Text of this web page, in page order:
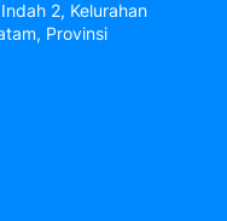
2, Kelurahan
Provinsi